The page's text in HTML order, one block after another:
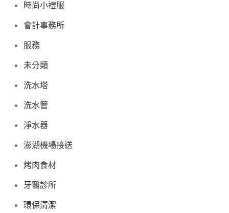
時尚小禮服
會計事務所
服務
未分類
洗水塔
洗水管
淨水器
澎湖機場接送
烤肉食材
牙醫診所
環保清潔